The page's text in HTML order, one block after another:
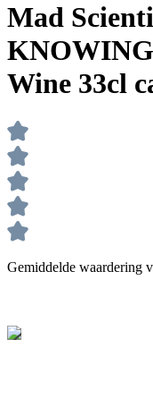
Mad
Wine 33cl
Gemiddelde waardering